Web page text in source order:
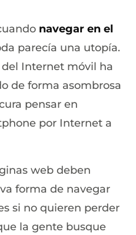
navegar en el
parecía una utopía.
Internet móvil ha
de forma asombrosa
pensar en
por Internet a
web deben
forma de navegar
si no quieren perder
la gente busque